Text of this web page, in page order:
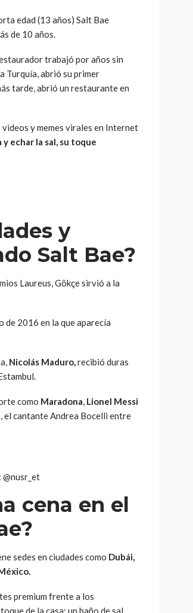
edad (13 años) Salt Bae
de 10 años.
trabajó por años sin
Turquía, abrió su primer
tarde, abrió un restaurante en
y memes virales en Internet
echar la sal, su toque
y
Salt Bae?
Laureus, Gökçe sirvió a la
2016 en la que aparecía
Nicolás Maduro,recibió duras
como Maradona, Lionel Messi
el cantante Andrea Bocelli entre
cena en el
sedes en ciudades como Dubái,
premium frente a los
de la casa: un baño de sal.